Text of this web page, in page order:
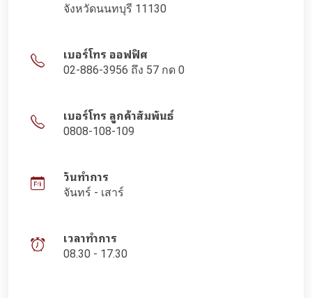
จังหวัดนนทบุรี 11130
เบอร์โทร ออฟฟิศ
02-886-3956 ถึง 57 กด 0
เบอร์โทร ลูกค้าสัมพันธ์
0808-108-109
วันทำการ
จันทร์ - เสาร์
เวลาทำการ
08.30 - 17.30